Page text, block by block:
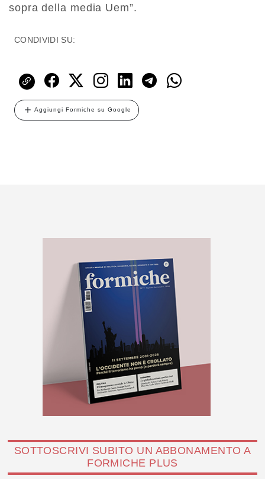
sopra della media Uem”.
CONDIVIDI SU:
Aggiungi Formiche su Google
SOTTOSCRIVI SUBITO UN ABBONAMENTO A
FORMICHE PLUS